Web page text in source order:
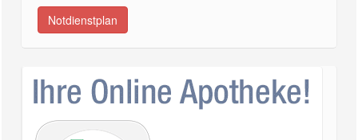
Notdienstplan